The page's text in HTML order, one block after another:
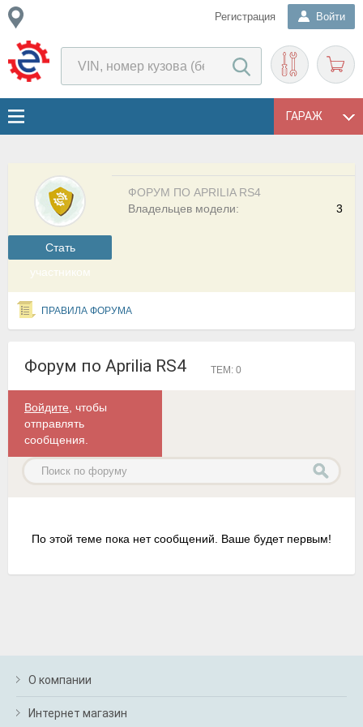
Регистрация Войти
ГАРАЖ
Cтать
участником
ФОРУМ ПО APRILIA RS4
3
Владельцев модели:
ПРАВИЛА ФОРУМА
Форум по Aprilia RS4 ТЕМ: 0
Войдите , чтобы
отправлять
сообщения.
По этой теме пока нет сообщений. Ваше будет первым!
О компании
Интернет магазин